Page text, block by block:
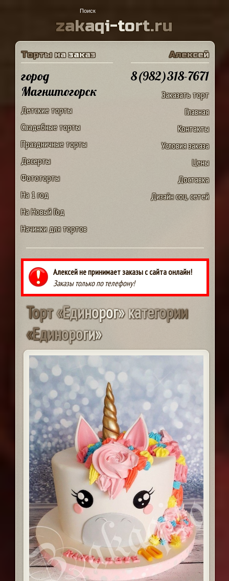
zakaqi-tort.ru
Торты на заказ
город
Магнитогорск
Детские торты
Свадебные торты
Праздничные торты
Десерты
Фототорты
На 1 год
На Новый Год
Начинки для тортов
Алексей
8(982)318-7671
Заказать торт
Главная
Контакты
Условия заказа
Цены
Доставка
Дизайн соц. сетей
Алексей не принимает заказы с сайта онлайн!
Заказы только по телефону!
Торт«Единорог»категории
«Единороги»